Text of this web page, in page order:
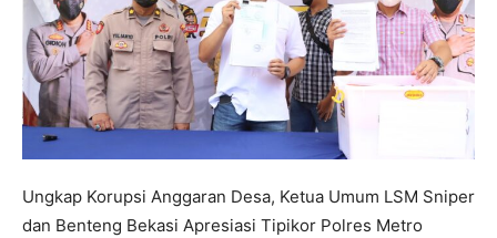
Ungkap Korupsi Anggaran Desa, Ketua Umum LSM Sniper
dan Benteng Bekasi Apresiasi Tipikor Polres Metro